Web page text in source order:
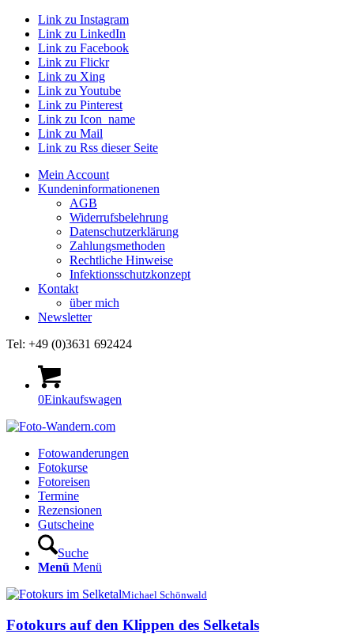
Link zu Instagram
Link zu LinkedIn
Link zu Facebook
Link zu Flickr
Link zu Xing
Link zu Youtube
Link zu Pinterest
Link zu Icon_name
Link zu Mail
Link zu Rss dieser Seite
Mein Account
Kundeninformationenen
AGB
Widerrufsbelehrung
Datenschutzerklärung
Zahlungsmethoden
Rechtliche Hinweise
Infektionsschutzkonzept
Kontakt
über mich
Newsletter
Tel: +49 (0)3631 692424
0Einkaufswagen
Fotowanderungen
Fotokurse
Fotoreisen
Termine
Rezensionen
Gutscheine
Suche
Menü Menü
Michael Schönwald
Fotokurs auf den Klippen des Selketals